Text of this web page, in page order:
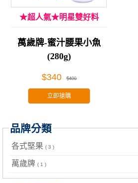
★超人氣★明星雙好料
萬歲牌-蜜汁腰果小魚
(280g)
$340 $400
立即搶購
品牌分類
各式堅果 ( 3 )
萬歲牌 ( 1 )